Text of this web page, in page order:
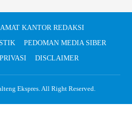
KANTOR REDAKSI
PEDOMAN MEDIA SIBER
DISCLAIMER
Ekspres. All Right Reserved.